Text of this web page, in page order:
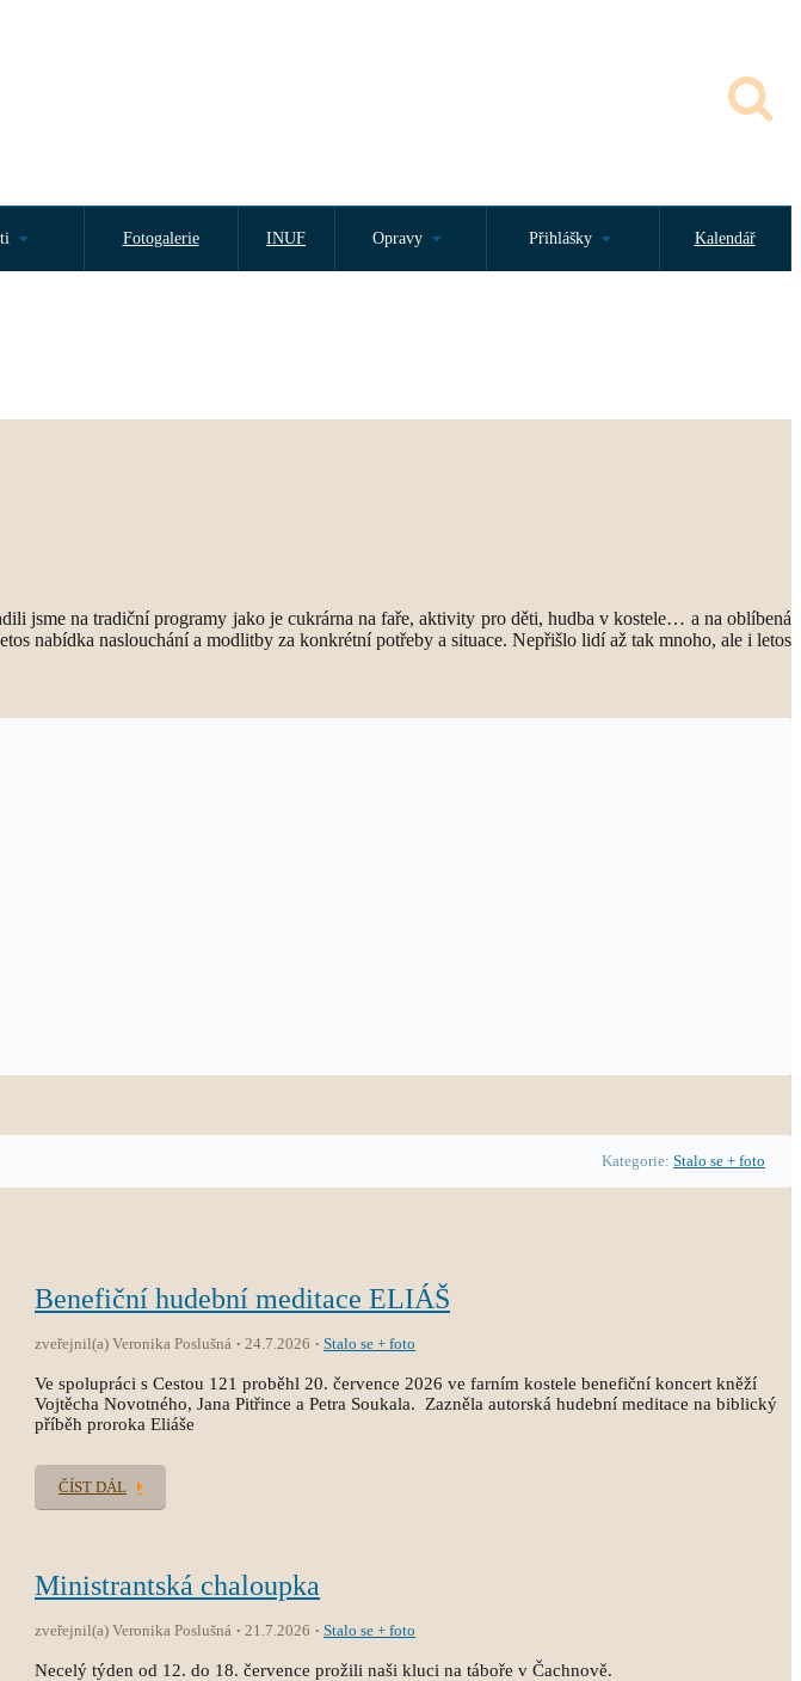
Fotogalerie INUF Opravy Přihlášky Kalendář
jsme na tradiční programy jako je cukrárna na faře, aktivity pro děti, hudba v kostele… a na oblíbená
nabídka naslouchání a modlitby za konkrétní potřeby a situace. Nepřišlo lidí až tak mnoho, ale i letos
Kategorie: Stalo se + foto
Benefiční hudební meditace ELIÁŠ
zveřejnil(a) Veronika Poslušná 24.7.2026 Stalo se + foto
Ve spolupráci s Cestou 121 proběhl 20. července 2026 ve farním kostele benefiční koncert kněží
Vojtěcha Novotného, Jana Pitřince a Petra Soukala. Zazněla autorská hudební meditace na biblický
příběh proroka Eliáše
ČÍST DÁL
Ministrantská chaloupka
zveřejnil(a) Veronika Poslušná 21.7.2026 Stalo se + foto
Necelý týden od 12. do 18. července prožili naši kluci na táboře v Čachnově.